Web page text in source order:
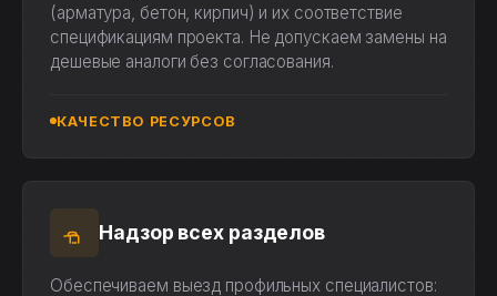
(арматура, бетон, кирпич) и их соответствие
спецификациям проекта. Не допускаем замены на
дешевые аналоги без согласования.
КАЧЕСТВО РЕСУРСОВ
Надзор всех разделов
Обеспечиваем выезд профильных специалистов: